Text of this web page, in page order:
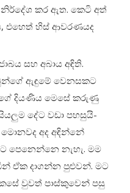
නිර්දේශ කර ඇත. කෙටි අත්
එහෙත් හිස් ආවරණයද
සහ අබාය අඳිති.
ඇඳුමේ වෙනසකට
දියණිය මෙසේ කරුණු
දේට වඩා පහසුයි-
මොනවද අද අඳින්නේ
පෙනෙන්නෙ නැහැ. මම
ඒක දාගන්න පුළුවන්. මට
වුවත් පාස්කුවෙන් පසු